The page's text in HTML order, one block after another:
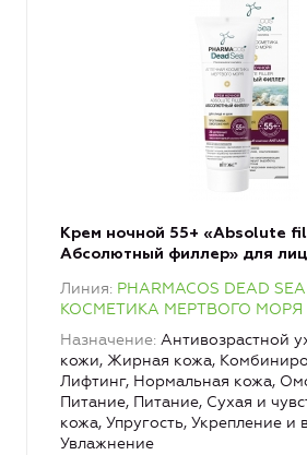
Крем ночной 55+ «Аbsolute
Абсолютный филлер» для
Линия PHARMACOS DEAD
КОСМЕТИКА МЕРТВОГО МОРЯ
Назначение Антивозрастной
кожи, Жирная кожа,
Лифтинг, Нормальная кожа,
Питание, Питание, Сухая и
кожа, Упругость, Укрепление и
Увлажнение